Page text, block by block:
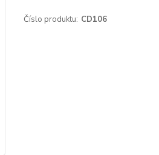
Číslo produktu: CD106